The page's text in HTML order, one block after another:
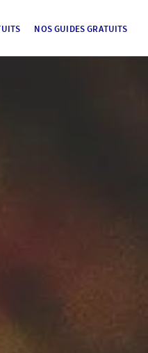
NOS GUIDES GRATUITS